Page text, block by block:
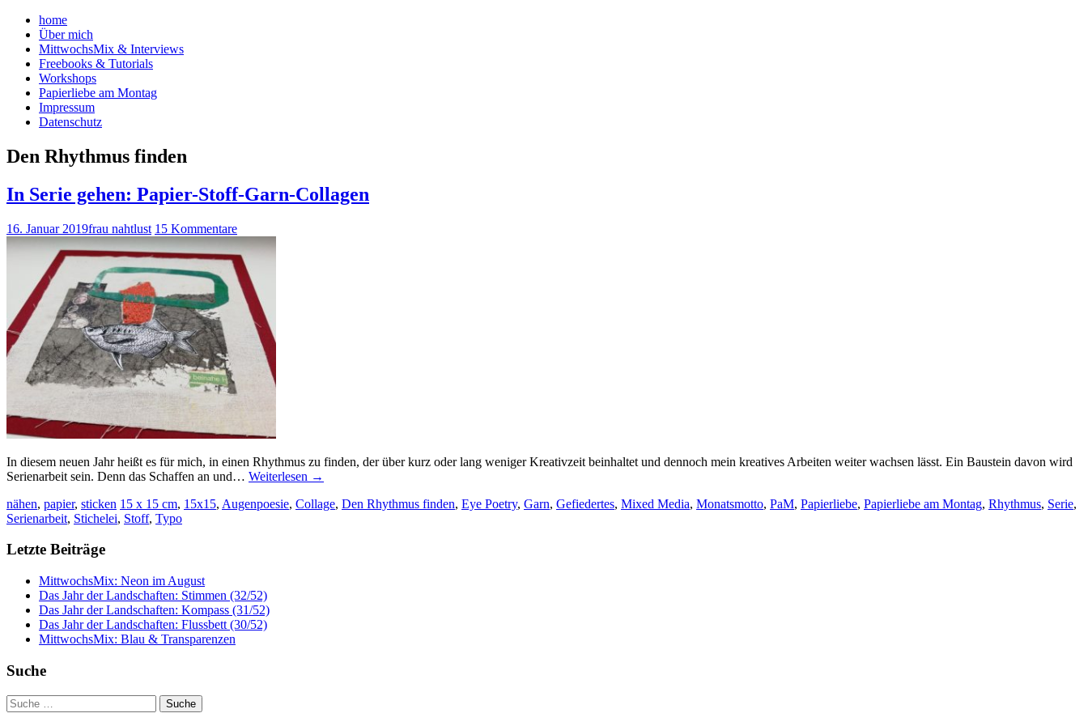
home
Über mich
MittwochsMix & Interviews
Freebooks & Tutorials
Workshops
Papierliebe am Montag
Impressum
Datenschutz
Den Rhythmus finden
In Serie gehen: Papier-Stoff-Garn-Collagen
16. Januar 2019frau nahtlust 15 Kommentare
In diesem neuen Jahr heißt es für mich, in einen Rhythmus zu finden, der über kurz oder lang weniger Kreativzeit beinhaltet und dennoch mein kreatives Arbeiten weiter wachsen lässt. Ein Baustein davon wird
Serienarbeit sein. Denn das Schaffen an und… Weiterlesen →
nähen, papier, sticken 15 x 15 cm, 15x15, Augenpoesie, Collage, Den Rhythmus finden, Eye Poetry, Garn, Gefiedertes, Mixed Media, Monatsmotto, PaM, Papierliebe, Papierliebe am Montag, Rhythmus, Serie,
Serienarbeit, Stichelei, Stoff, Typo
Letzte Beiträge
MittwochsMix: Neon im August
Das Jahr der Landschaften: Stimmen (32/52)
Das Jahr der Landschaften: Kompass (31/52)
Das Jahr der Landschaften: Flussbett (30/52)
MittwochsMix: Blau & Transparenzen
Suche
Suche
nach: